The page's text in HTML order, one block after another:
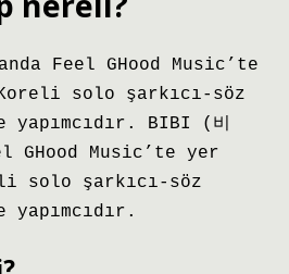
Feel GHood Music’te
solo şarkıcı-söz
BIBI (비
GHood Music’te yer
solo şarkıcı-söz